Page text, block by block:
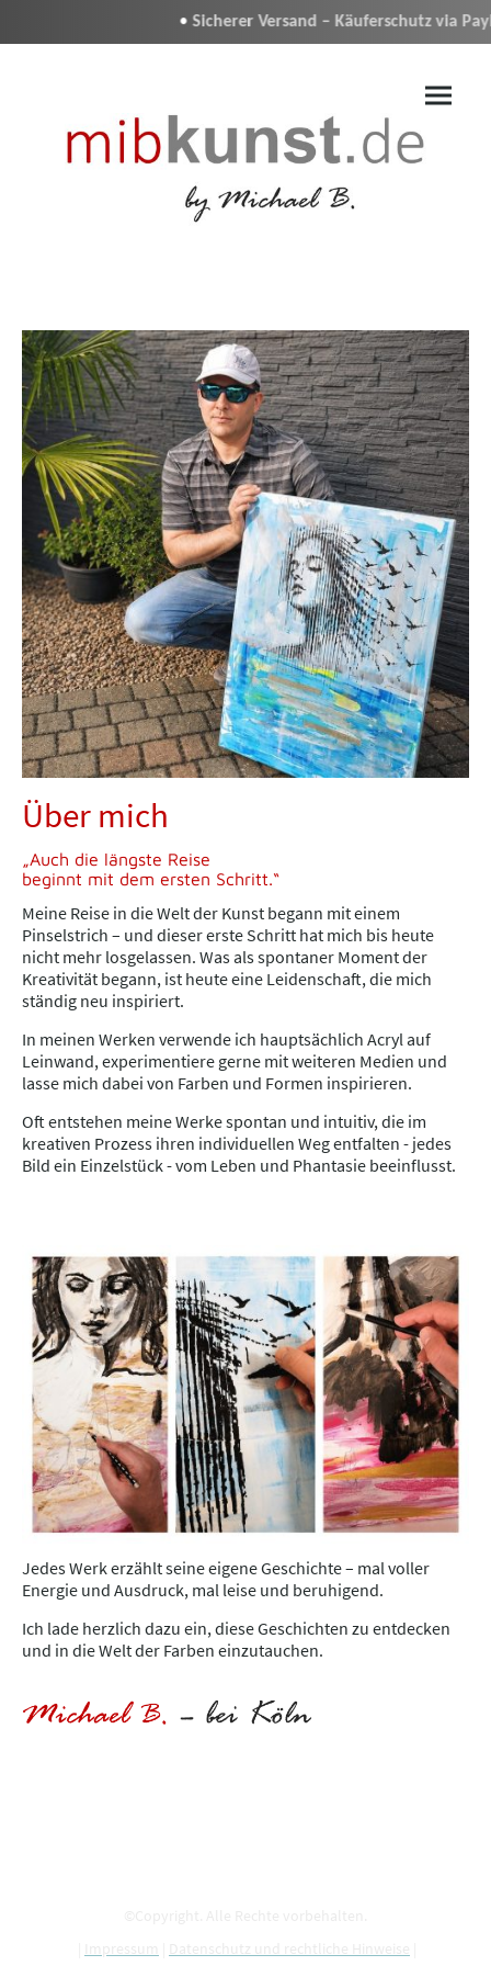
Über mich
„Auch die längste Reise
beginnt mit dem ersten Schritt.“
Meine Reise in die Welt der Kunst begann mit einem
Pinselstrich – und dieser erste Schritt hat mich bis heute
nicht mehr losgelassen. Was als spontaner Moment der
Kreativität begann, ist heute eine Leidenschaft, die mich
ständig neu inspiriert.
In meinen Werken verwende ich hauptsächlich Acryl auf
Leinwand, experimentiere gerne mit weiteren Medien und
lasse mich dabei von Farben und Formen inspirieren.
Oft entstehen meine Werke spontan und intuitiv, die im
kreativen Prozess ihren individuellen Weg entfalten - jedes
Bild ein Einzelstück - vom Leben und Phantasie beeinflusst.
Sicherer Versand – Käuferschutz via
Jedes Werk erzählt seine eigene Geschichte – mal voller
Energie und Ausdruck, mal leise und beruhigend.
Ich lade herzlich dazu ein, diese Geschichten zu entdecken
und in die Welt der Farben einzutauchen.